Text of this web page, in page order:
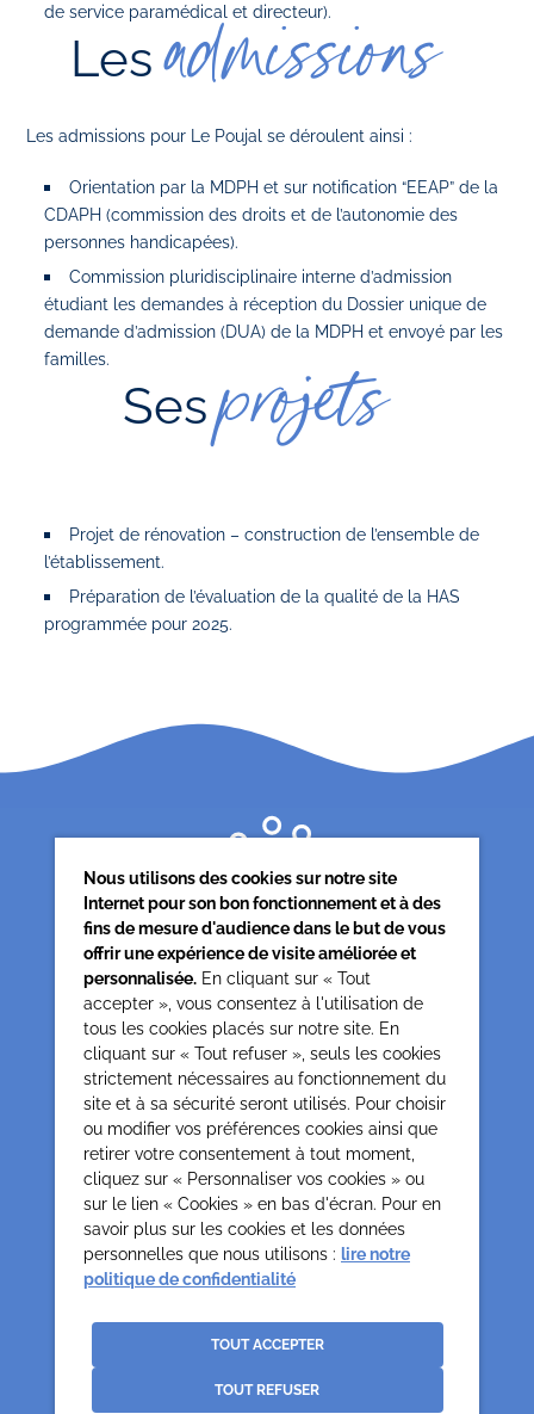
de service paramédical et directeur).
Lesadmissions
Les admissions pour Le Poujal se déroulent ainsi :
Orientation par la MDPH et sur notification “EEAP” de la
CDAPH (commission des droits et de l’autonomie des
personnes handicapées).
Commission pluridisciplinaire interne d’admission
étudiant les demandes à réception du Dossier unique de
demande d’admission (DUA) de la MDPH et envoyé par les
familles.
Sesprojets
Projet de rénovation – construction de l’ensemble de
l’établissement.
Préparation de l’évaluation de la qualité de la HAS
programmée pour 2025.
Siège associatif
62 rue de la glacière
75013 Paris
0142850804
contact@cesap.asso.fr
Cesap Formation
formation@cesap.asso.fr
01 53 20 68 58
Mentions Légales
personnelles
CréditsLa Jungle
Nous utilisons des cookies sur notre site
Internet pour son bon fonctionnement et à des
fins de mesure d'audience dans le but de vous
offrir une expérience de visite améliorée et
personnalisée. En cliquant sur « Tout
accepter », vous consentez à l'utilisation de
tous les cookies placés sur notre site. En
cliquant sur « Tout refuser », seuls les cookies
strictement nécessaires au fonctionnement du
site et à sa sécurité seront utilisés. Pour choisir
ou modifier vos préférences cookies ainsi que
retirer votre consentement à tout moment,
cliquez sur « Personnaliser vos cookies » ou
sur le lien « Cookies » en bas d'écran. Pour en
savoir plus sur les cookies et les données
personnelles que nous utilisons : lire notre
politique de confidentialité
TOUT ACCEPTER
TOUT REFUSER